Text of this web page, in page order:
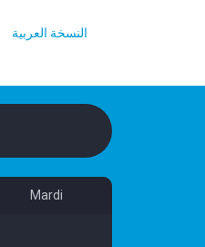
النسخة العربية
Mardi